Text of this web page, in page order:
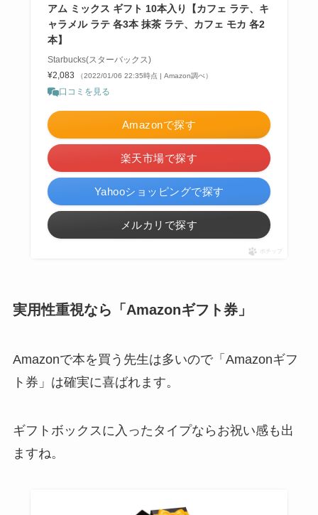
アム ミックス ギフト 10本入り【カフェ ラテ、キ
ャラメル ラテ 各3本 抹茶 ラテ、カフェ モカ 各2
本】
Starbucks(スターバックス)
¥2,083
（2022/01/06 22:35時点 | Amazon調べ）
口コミを見る
Amazonで探す
楽天市場で探す
Yahooショッピングで探す
メルカリで探す
ポチップ
実用性重視なら「Amazonギフト券」
Amazonで本を買う先生は多いので「Amazonギフ
ト券」は確実に喜ばれます。
ギフトボックスに入ったタイプならお祝い感も出
ますね。